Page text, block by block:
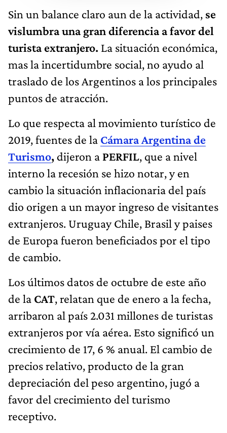
Sin un balance claro aun de la actividad, se
vislumbra una gran diferencia a favor del
turista extranjero. La situación económica,
mas la incertidumbre social, no ayudo al
traslado de los Argentinos a los principales
puntos de atracción.
Lo que respecta al movimiento turístico de
2019, fuentes de la Cámara Argentina de
Turismo, dijeron a PERFIL, que a nivel
interno la recesión se hizo notar, y en
cambio la situación inflacionaria del país
dio origen a un mayor ingreso de visitantes
extranjeros. Uruguay Chile, Brasil y paises
de Europa fueron beneficiados por el tipo
de cambio.
Los últimos datos de octubre de este año
de la CAT, relatan que de enero a la fecha,
arribaron al país 2.031 millones de turistas
extranjeros por vía aérea. Esto significó un
crecimiento de 17, 6 % anual. El cambio de
precios relativo, producto de la gran
depreciación del peso argentino, jugó a
favor del crecimiento del turismo
receptivo.